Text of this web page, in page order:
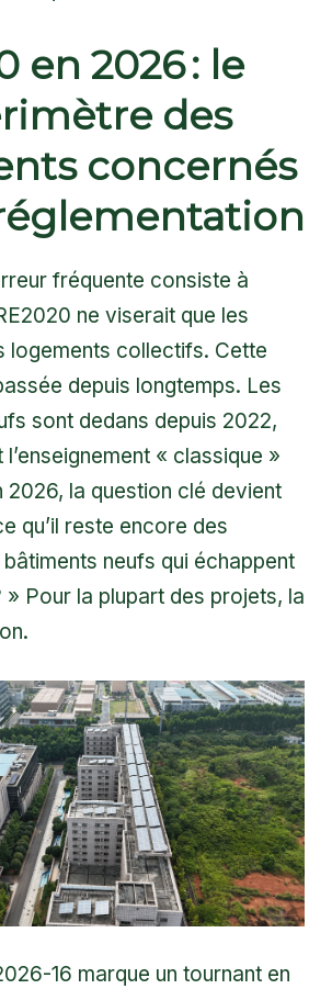
en 2026 : le
des
concernés
fréquente consiste à
ne viserait que les
logements collectifs. Cette
depuis longtemps. Les
sont dedans depuis 2022,
« classique »
2026, la question clé devient
qu’il reste encore des
neufs qui échappent
» Pour la plupart des projets, la
16 marque un tournant en